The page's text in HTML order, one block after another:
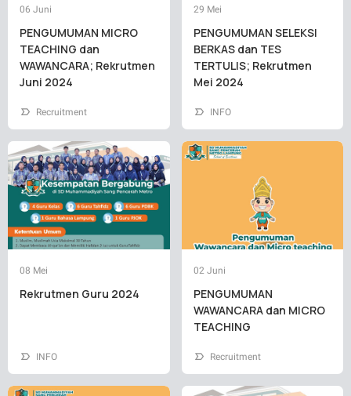
06 Juni
PENGUMUMAN MICRO
TEACHING dan
WAWANCARA; Rekrutmen
Juni 2024
Recruitment
29 Mei
PENGUMUMAN SELEKSI
BERKAS dan TES
TERTULIS; Rekrutmen
Mei 2024
INFO
08 Mei
Rekrutmen Guru 2024
INFO
02 Juni
PENGUMUMAN
WAWANCARA dan MICRO
TEACHING
Recruitment